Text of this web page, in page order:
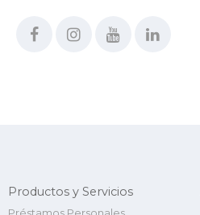
Productos y Servicios